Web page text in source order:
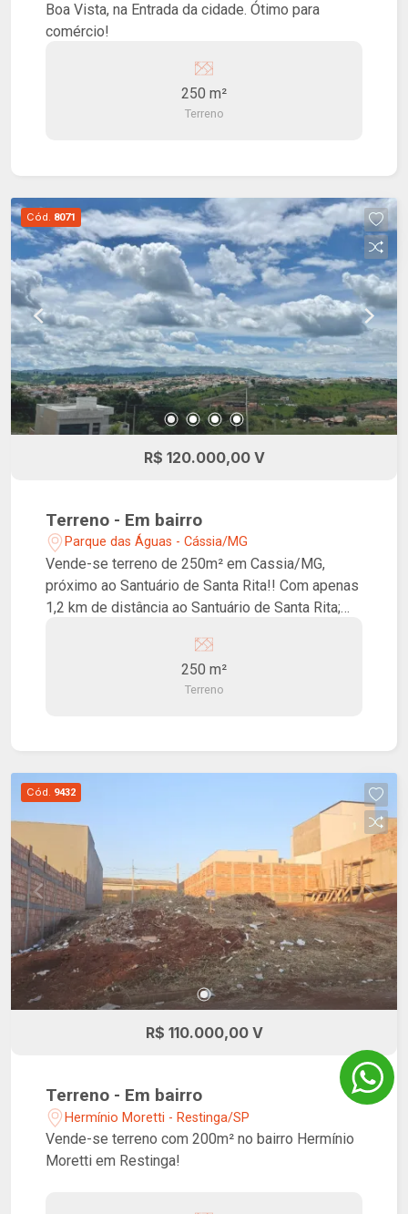
Boa Vista, na Entrada da cidade. Ótimo para
comércio!
250 m²
Terreno
Cód. 8071
R$ 120.000,00 V
Terreno - Em bairro
Parque das Águas - Cássia/MG
Vende-se terreno de 250m² em Cassia/MG,
próximo ao Santuário de Santa Rita!! Com apenas
1,2 km de distância ao Santuário de Santa Rita;
construir a residência ideal para você e sua
família ou para investimos futuro; Potencial de
valorização: Invista com segurança em uma
250 m²
Terreno
Cód. 9432
R$ 110.000,00 V
Terreno - Em bairro
Hermínio Moretti - Restinga/SP
Vende-se terreno com 200m² no bairro Hermínio
Moretti em Restinga!